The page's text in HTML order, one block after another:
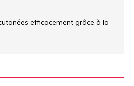
efficacement grâce à la